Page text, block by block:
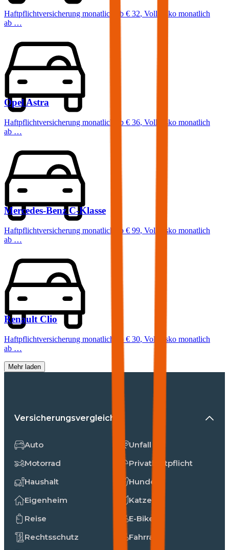
Haftpflichtversicherung monatlich ab € 32, Vollkasko monatlich
ab …
Opel Astra
Haftpflichtversicherung monatlich ab € 36, Vollkasko monatlich
ab …
Mercedes-Benz C-Klasse
Haftpflichtversicherung monatlich ab € 99, Vollkasko monatlich
ab …
Renault Clio
Haftpflichtversicherung monatlich ab€ 30, Vollkasko monatlich
ab …
Mehr laden
Versicherungsvergleiche
Auto
Motorrad
Haushalt
Eigenheim
Reise
Rechtsschutz
Unfall
Privathaftpflicht
Hunde
Katzen
E-Bike
Fahrrad